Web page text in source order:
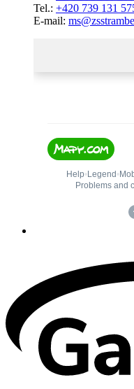
Tel.: +420 739 131
E-mail: